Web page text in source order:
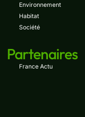
Environnement
Habitat
Société
Partenaires
France Actu